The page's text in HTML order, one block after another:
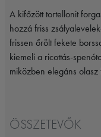
A kifőzött tortellonit
hozzá friss
frissen őrölt fekete
kiemeli a ricottás-
miközben elegáns
ÖSSZETEVŐK